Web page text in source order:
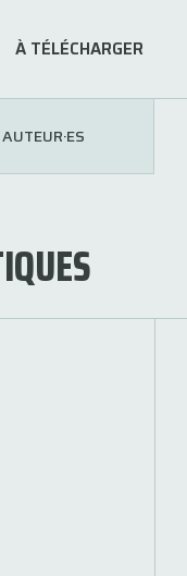
À TÉLÉCHARGER
AUTEUR·ES